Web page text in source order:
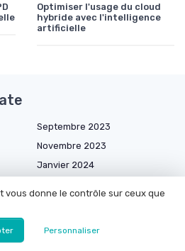
Optimiser l'usage du cloud
hybride avec l'intelligence
artificielle
Septembre 2023
Novembre 2023
Janvier 2024
vous donne le contrôle sur ceux que
Personnaliser